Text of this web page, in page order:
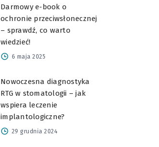
Darmowy e-book o
ochronie przeciwsłonecznej
– sprawdź, co warto
wiedzieć!
6 maja 2025
Nowoczesna diagnostyka
RTG w stomatologii – jak
wspiera leczenie
implantologiczne?
29 grudnia 2024